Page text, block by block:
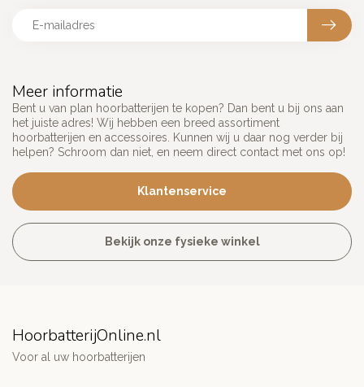
Meer informatie
Bent u van plan hoorbatterijen te kopen? Dan bent u bij ons aan
het juiste adres! Wij hebben een breed assortiment
hoorbatterijen en accessoires. Kunnen wij u daar nog verder bij
helpen? Schroom dan niet, en neem direct contact met ons op!
Klantenservice
Bekijk onze fysieke winkel
HoorbatterijOnline.nl
Voor al uw hoorbatterijen